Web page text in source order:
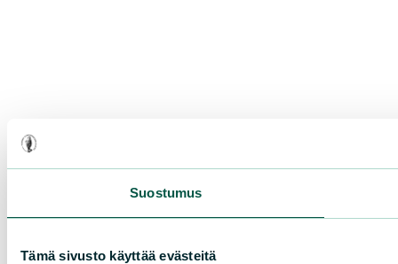
Suostumus
Tämä sivusto käyttää evästeitä